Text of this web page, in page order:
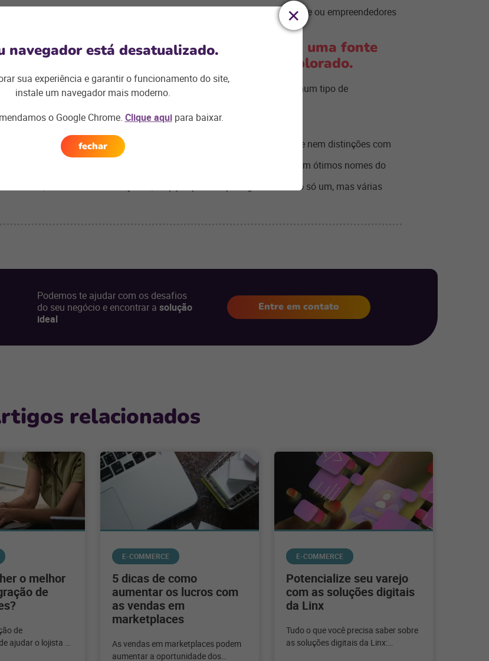
mas tem espaço para leigos no assunto, como novos vendedores online ou empreendedores
virtuais, a estratégia se transforma em uma fonte
novos clientes, um campo inexplorado.
motivo de atração é começar avender online
sem a exigência de nenhum tipo de
boas opções de aumentar a clientela.
fonte de novos clientes, aumento nas vendas, sem complicações e nem distinções com
leigos.
virtual vender nas melhores vitrines online e ter exposição positiva com ótimos nomes do
a Linx oferece o
, a opção perfeita para gerenciar não só um, mas várias
Podemos te ajudar com os desafios
do seu negócio e encontrar a solução
ideal
Entre em contato
relacionados
o melhor
de
de
ajudar o lojista a
E-COMMERCE
5 dicas de como
aumentar os lucros com
as vendas em
marketplaces
As vendas em marketplaces podem
aumentar a oportunidade dos
E-COMMERCE
Potencialize seu varejo
com as soluções digitais
da Linx
Tudo o que você precisa saber sobre
as soluções digitais da Linx:
navegador está desatualizado.
sua experiência e garantir o funcionamento do site,
instale um navegador mais moderno.
o Google Chrome. Clique aquipara baixar.
fechar